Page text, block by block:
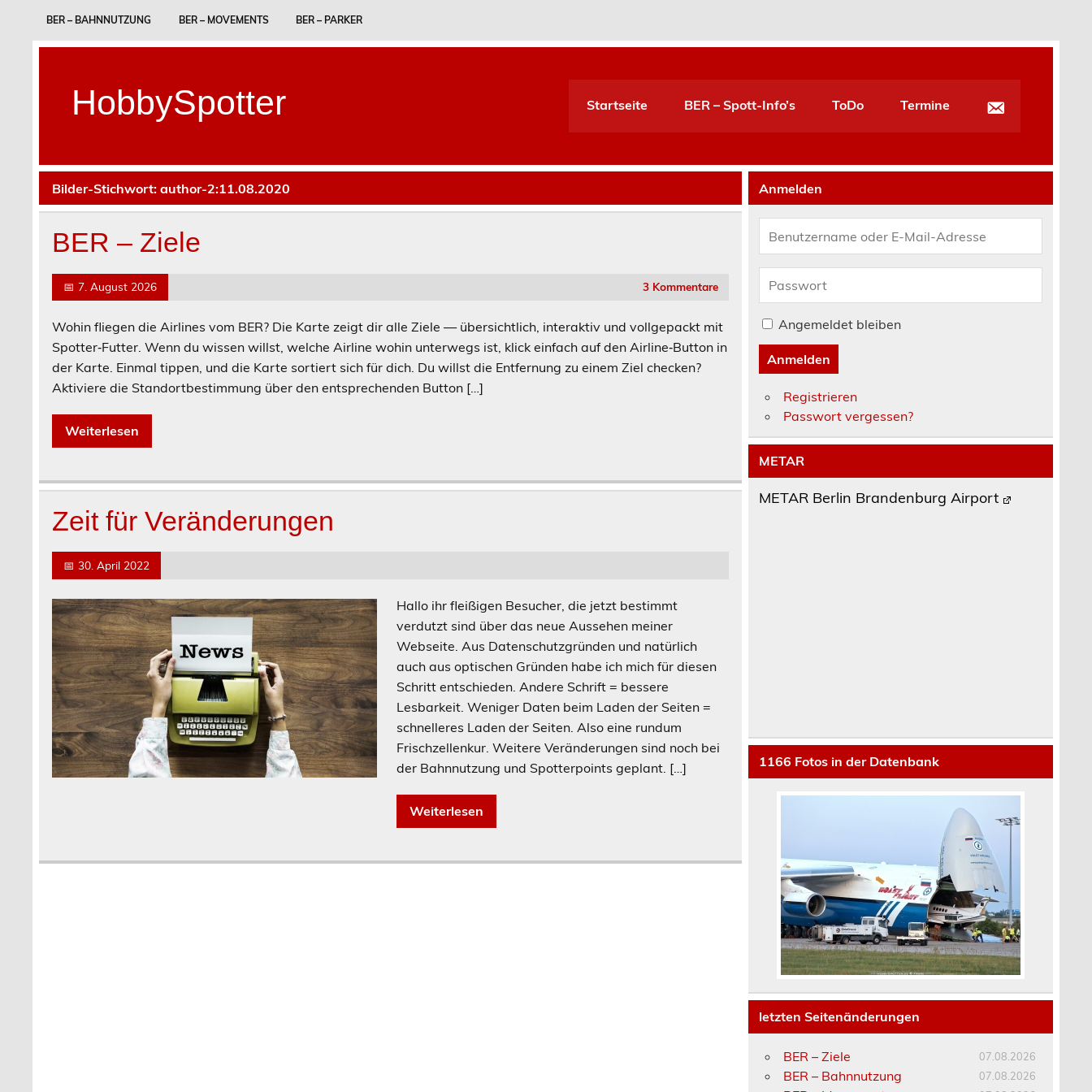
BER – BAHNNUTZUNG BER – MOVEMENTS BER – PARKER
HobbySpotter Startseite BER – Spott-Info’s ToDo Termine
Bilder-Stichwort:author-2:11.08.2020
BER – Ziele
📅 7. August 2026 3 Kommentare
Wohin fliegen die Airlines vom BER? Die Karte zeigt dir alle Ziele — übersichtlich, interaktiv und vollgepackt mit
Spotter‑Futter. Wenn du wissen willst, welche Airline wohin unterwegs ist, klick einfach auf den Airline‑Button in
der Karte. Einmal tippen, und die Karte sortiert sich für dich. Du willst die Entfernung zu einem Ziel checken?
Aktiviere die Standortbestimmung über den entsprechenden Button […]
Weiterlesen
Zeit für Veränderungen
📅 30. April 2022
Hallo ihr fleißigen Besucher, die jetzt bestimmt
verdutzt sind über das neue Aussehen meiner
Webseite. Aus Datenschutzgründen und natürlich
auch aus optischen Gründen habe ich mich für diesen
Schritt entschieden. Andere Schrift = bessere
Lesbarkeit. Weniger Daten beim Laden der Seiten =
schnelleres Laden der Seiten. Also eine rundum
Frischzellenkur. Weitere Veränderungen sind noch bei
der Bahnnutzung und Spotterpoints geplant. […]
Weiterlesen
Anmelden
Angemeldet bleiben
Anmelden
Registrieren
Passwort vergessen?
METAR
METAR Berlin Brandenburg Airport
1166 Fotos in der Datenbank
letzten Seitenänderungen
BER – Ziele 07.08.2026
BER – Bahnnutzung 07.08.2026